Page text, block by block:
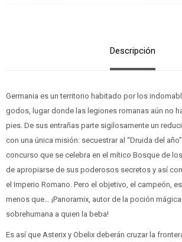
Descripción
Germania es un territorio habitado por los
godos, lugar donde las legiones romanas aún no
pies. De sus entrañas parte sigilosamente un
con una única misión: secuestrar al “Druida del
concurso que se celebra en el mítico Bosque de
de apropiarse de sus poderosos secretos y así
el Imperio Romano. Pero el objetivo, el campeón,
menos que… ¡Panoramix, autor de la poción
sobrehumana a quien la beba!
Es así que Asterix y Obelix deberán cruzar la